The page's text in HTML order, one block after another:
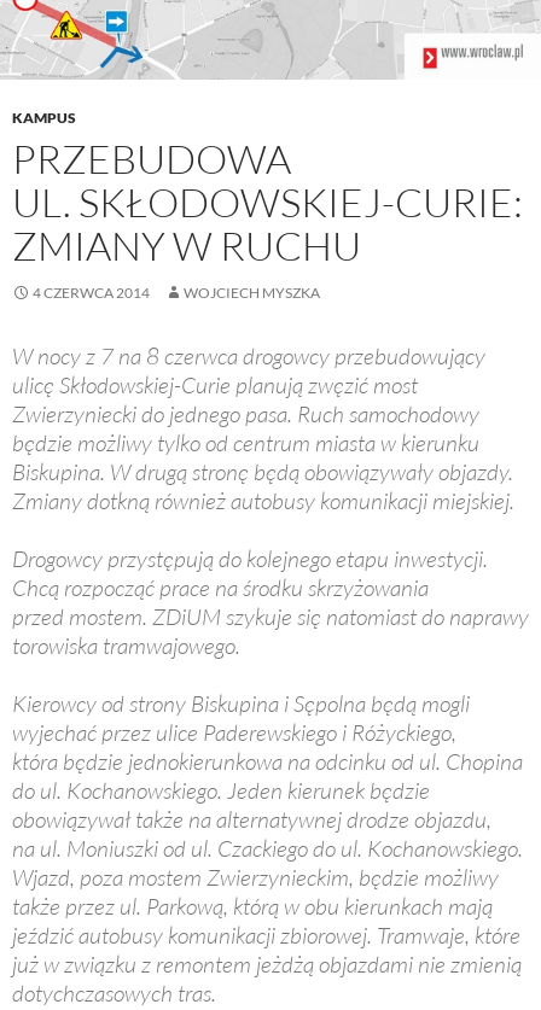
KAMPUS
PRZEBUDOWA
UL. SKŁODOWSKIEJ-CURIE:
ZMIANY W RUCHU
4 CZERWCA 2014 WOJCIECH MYSZKA
W nocy z 7 na 8 czerwca drogowcy przebudowujący
ulicę Skłodowskiej-Curie planują zwęzić most
Zwierzyniecki do jednego pasa. Ruch samochodowy
będzie możliwy tylko od centrum miasta w kierunku
Biskupina. W drugą stronę będą obowiązywały objazdy.
Zmiany dotkną również autobusy komunikacji miejskiej.
Drogowcy przystępują do kolejnego etapu inwestycji.
Chcą rozpocząć prace na środku skrzyżowania
przed mostem. ZDiUM szykuje się natomiast do naprawy
torowiska tramwajowego.
Kierowcy od strony Biskupina i Sępolna będą mogli
wyjechać przez ulice Paderewskiego i Różyckiego,
która będzie jednokierunkowa na odcinku od ul. Chopina
do ul. Kochanowskiego. Jeden kierunek będzie
obowiązywał także na alternatywnej drodze objazdu,
na ul. Moniuszki od ul. Czackiego do ul. Kochanowskiego.
Wjazd, poza mostem Zwierzynieckim, będzie możliwy
także przez ul. Parkową, którą w obu kierunkach mają
jeździć autobusy komunikacji zbiorowej. Tramwaje, które
już w związku z remontem jeżdżą objazdami nie zmienią
dotychczasowych tras.